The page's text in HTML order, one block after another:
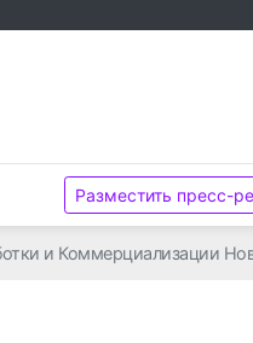
Разместить пресс-
и Коммерциализации